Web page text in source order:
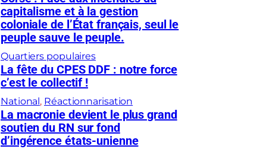
capitalisme et à la gestion
coloniale de l’État français, seul le
peuple sauve le peuple.
Quartiers populaires
La fête du CPES DDF : notre force
c’est le collectif !
National, Réactionnarisation
La macronie devient le plus grand
soutien du RN sur fond
d’ingérence états-unienne